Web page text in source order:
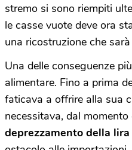
stremo si sono riempiti
le casse vuote deve ora
una ricostruzione che
Una delle conseguenze
alimentare. Fino a prima
faticava a offrire alla sua
necessitava, dal
deprezzamento della